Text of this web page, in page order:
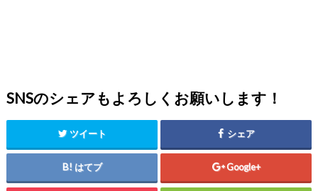
SNSのシェアもよろしくお願いします！
ツイート シェア
はてブ Google+